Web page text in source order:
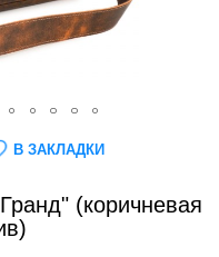
(коричневая
В ЗАКЛАДКИ